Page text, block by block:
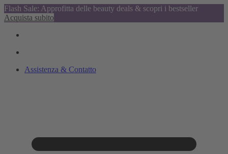
Flash Sale: Approfitta delle beauty deals & scopri i bestseller
Acquista subito
Assistenza & Contatto